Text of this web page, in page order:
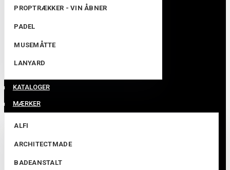
PROPTRÆKKER - VIN ÅBNER
PADEL
MUSEMÅTTE
LANYARD
MÆRKER
ALFI
ARCHITECTMADE
BADEANSTALT
KATALOGER